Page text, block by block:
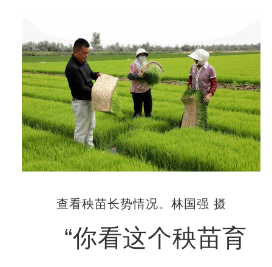
查看秧苗长势情况。林国强 摄
“你看这个秧苗育